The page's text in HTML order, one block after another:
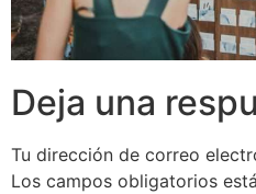
Deja una
Tu dirección de correo
Los campos obligatorios